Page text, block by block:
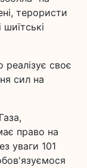
терористи
реалізує своє
сил на
право на
уваги 101